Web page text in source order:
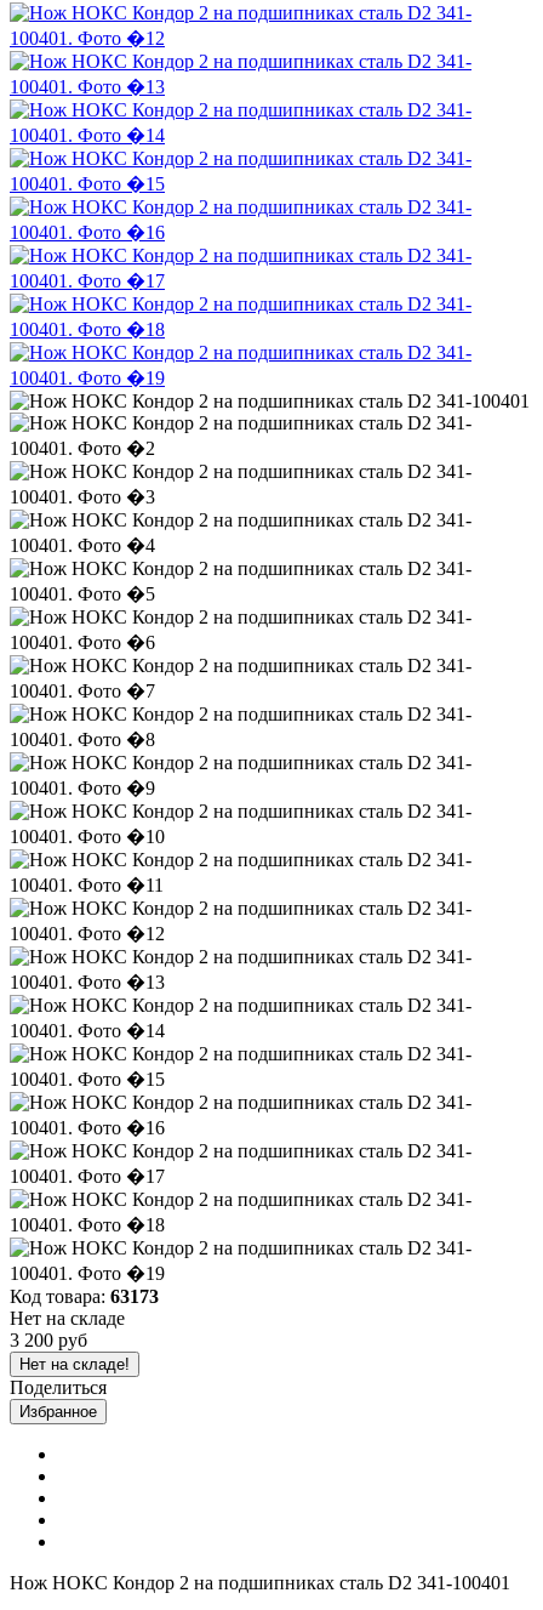
Код товара: 63173
Нет на складе
3 200 руб
Нет на складе!
Поделиться
Избранное
Нож НОКС Кондор 2 на подшипниках сталь D2 341-100401